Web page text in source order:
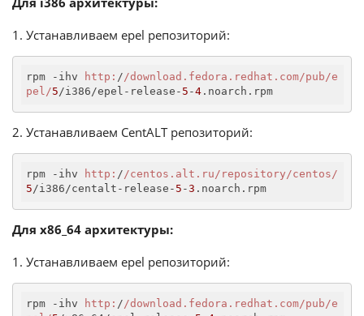
1. Устанавливаем epel репозиторий:
rpm -ihv http: //download.fedora.redhat.com/pub/e
pel/5/i386/epel-release- 5 -4 .noarch.rpm
2. Устанавливаем CentALT репозиторий:
rpm -ihv http: //centos.alt.ru/repository/centos/
5/i386/centalt-release- 5 -3 .noarch.rpm
Для x86_64 архитектуры:
1. Устанавливаем epel репозиторий:
rpm -ihv http: //download.fedora.redhat.com/pub/e